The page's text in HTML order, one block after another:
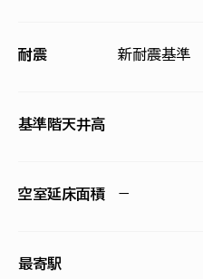
耐震 新耐震基準
基準階天井高
空室延床面積 −
最寄駅